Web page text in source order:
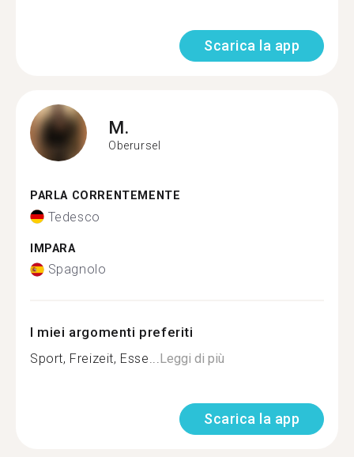
Scarica la app
M.
Oberursel
PARLA CORRENTEMENTE
Tedesco
IMPARA
Spagnolo
I miei argomenti preferiti
Sport, Freizeit, Esse...Leggi di più
Scarica la app